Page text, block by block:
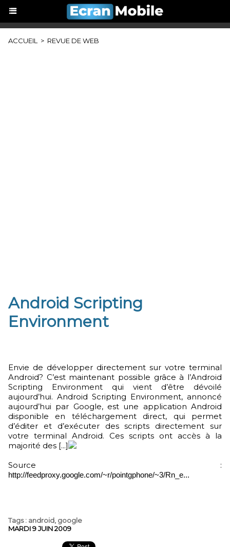
ACCUEIL > REVUE DE WEB
Android Scripting
Environment
Envie de développer directement sur votre terminal
Android? C’est maintenant possible grâce à l’Android
Scripting Environment qui vient d’être dévoilé
aujourd’hui. Android Scripting Environment, annoncé
aujourd’hui par Google, est une application Android
disponible en téléchargement direct, qui permet
d’éditer et d’exécuter des scripts directement sur
votre terminal Android. Ces scripts ont accès à la
majorité des [...]
Source :
http://feedproxy.google.com/~r/pointgphone/~3/Rn_e...
Tags: android, google
MARDI 9 JUIN 2009